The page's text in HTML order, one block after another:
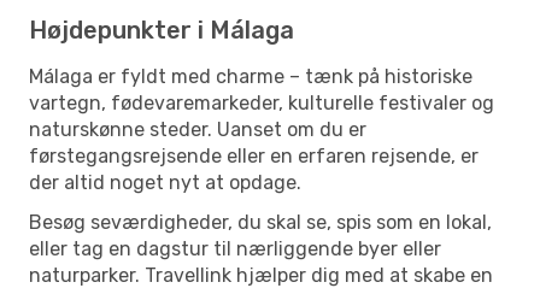
Højdepunkter i Málaga
Málaga er fyldt med charme – tænk på historiske
vartegn, fødevaremarkeder, kulturelle festivaler og
naturskønne steder. Uanset om du er
førstegangsrejsende eller en erfaren rejsende, er
der altid noget nyt at opdage.
Besøg seværdigheder, du skal se, spis som en lokal,
eller tag en dagstur til nærliggende byer eller
naturparker. Travellink hjælper dig med at skabe en